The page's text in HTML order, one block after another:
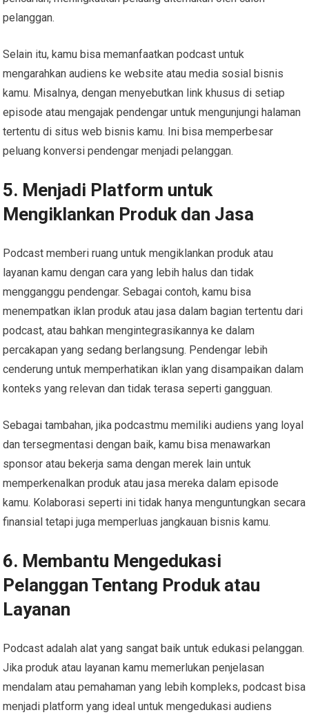
pelanggan.
Selain itu, kamu bisa memanfaatkan podcast untuk
mengarahkan audiens ke website atau media sosial bisnis
kamu. Misalnya, dengan menyebutkan link khusus di setiap
episode atau mengajak pendengar untuk mengunjungi halaman
tertentu di situs web bisnis kamu. Ini bisa memperbesar
peluang konversi pendengar menjadi pelanggan.
5. Menjadi Platform untuk
Mengiklankan Produk dan Jasa
Podcast memberi ruang untuk mengiklankan produk atau
layanan kamu dengan cara yang lebih halus dan tidak
mengganggu pendengar. Sebagai contoh, kamu bisa
menempatkan iklan produk atau jasa dalam bagian tertentu dari
podcast, atau bahkan mengintegrasikannya ke dalam
percakapan yang sedang berlangsung. Pendengar lebih
cenderung untuk memperhatikan iklan yang disampaikan dalam
konteks yang relevan dan tidak terasa seperti gangguan.
Sebagai tambahan, jika podcastmu memiliki audiens yang loyal
dan tersegmentasi dengan baik, kamu bisa menawarkan
sponsor atau bekerja sama dengan merek lain untuk
memperkenalkan produk atau jasa mereka dalam episode
kamu. Kolaborasi seperti ini tidak hanya menguntungkan secara
finansial tetapi juga memperluas jangkauan bisnis kamu.
6. Membantu Mengedukasi
Pelanggan Tentang Produk atau
Layanan
Podcast adalah alat yang sangat baik untuk edukasi pelanggan.
Jika produk atau layanan kamu memerlukan penjelasan
mendalam atau pemahaman yang lebih kompleks, podcast bisa
menjadi platform yang ideal untuk mengedukasi audiens